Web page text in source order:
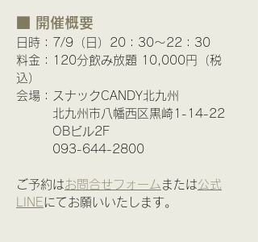
■ 開催概要
日時：7/9（日）20：30～22：30
料金：120分飲み放題 10,000円（税
込）
会場：スナックCANDY北九州
北九州市八幡西区黒崎1-14-22
OBビル2F
093-644-2800
ご予約はお問合せフォーム または公式
LINE にてお願いいたします。